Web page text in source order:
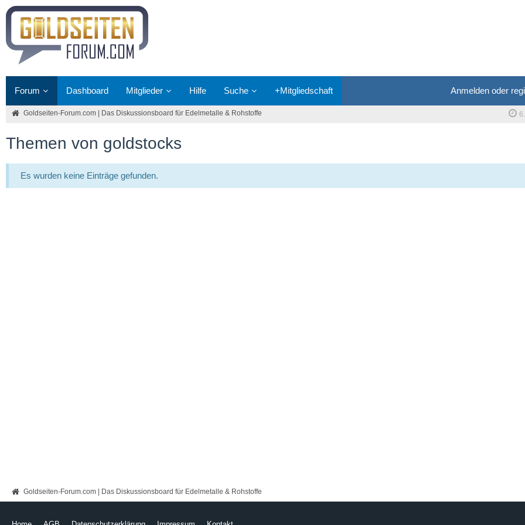
Forum Dashboard Mitglieder Hilfe Suche +Mitgliedschaft Anmelden oder
Goldseiten-Forum.com | Das Diskussionsboard für Edelmetalle & Rohstoffe
Goldseiten-Forum.com | Das Diskussionsboard für Edelmetalle & Rohstoffe
Themen von goldstocks
Es wurden keine Einträge gefunden.